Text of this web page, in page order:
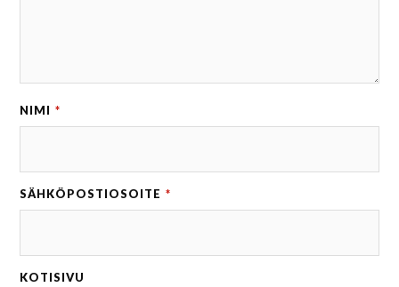
NIMI *
SÄHKÖPOSTIOSOITE *
KOTISIVU